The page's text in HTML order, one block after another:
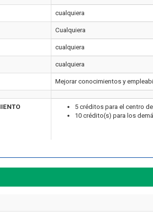
cualquiera
Cualquiera
cualquiera
cualquiera
Mejorar conocimientos y
5 créditos para el centro
10 crédito(s) para los
certificarse en
¿Cuánto